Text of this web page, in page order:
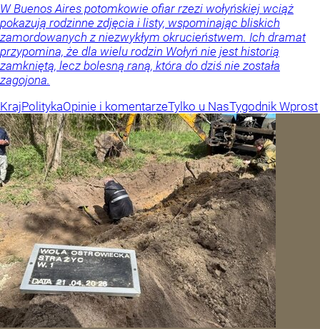
W Buenos Aires potomkowie ofiar rzezi wołyńskiej wciąż
pokazują rodzinne zdjęcia i listy, wspominając bliskich
zamordowanych z niezwykłym okrucieństwem. Ich dramat
przypomina, że dla wielu rodzin Wołyń nie jest historią
zamkniętą, lecz bolesną raną, która do dziś nie została
zagojona.
KrajPolitykaOpinie i komentarzeTylko u NasTygodnik Wprost